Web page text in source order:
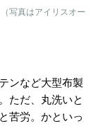
写真はアイリスオー
ンなど大型布製
ただ、丸洗いと
苦労。かといっ